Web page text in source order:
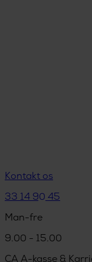
Kontakt os
33 14 90 45
Man-fre
9.00 - 15.00